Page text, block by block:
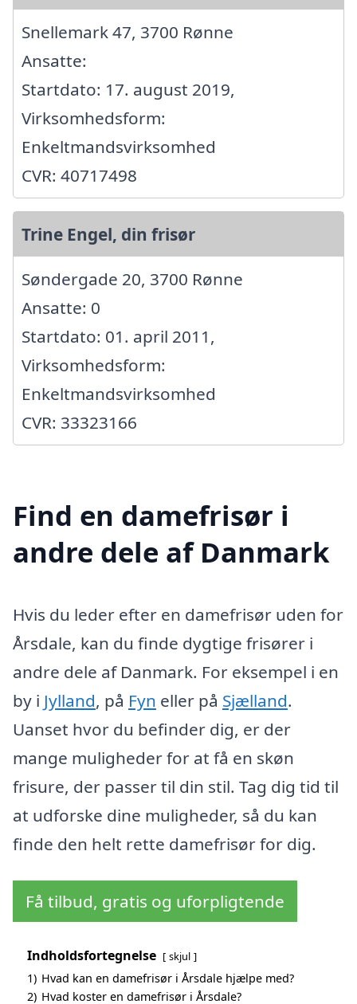
Snellemark 47, 3700 Rønne
Ansatte:
Startdato: 17. august 2019,
Virksomhedsform:
Enkeltmandsvirksomhed
CVR: 40717498
Trine Engel, din frisør
Søndergade 20, 3700 Rønne
Ansatte: 0
Startdato: 01. april 2011,
Virksomhedsform:
Enkeltmandsvirksomhed
CVR: 33323166
Find en damefrisør i
andre dele af Danmark
Hvis du leder efter en damefrisør uden for
Årsdale, kan du finde dygtige frisører i
andre dele af Danmark. For eksempel i en
by i Jylland, på Fyn eller på Sjælland.
Uanset hvor du befinder dig, er der
mange muligheder for at få en skøn
frisure, der passer til din stil. Tag dig tid til
at udforske dine muligheder, så du kan
finde den helt rette damefrisør for dig.
Få tilbud, gratis og uforpligtende
Indholdsfortegnelse skjul
1) Hvad kan en damefrisør i Årsdale hjælpe med?
2) Hvad koster en damefrisør i Årsdale?